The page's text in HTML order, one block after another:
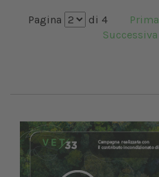
Pagina di 4 Prima
Successiva